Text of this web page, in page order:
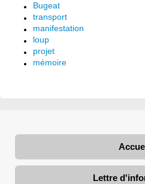
Bugeat
transport
manifestation
loup
projet
mémoire
Lettre